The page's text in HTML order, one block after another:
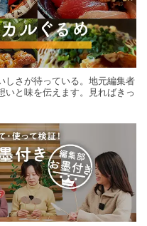
しさが待っている。地元編集者
と味を伝えます。見ればきっ